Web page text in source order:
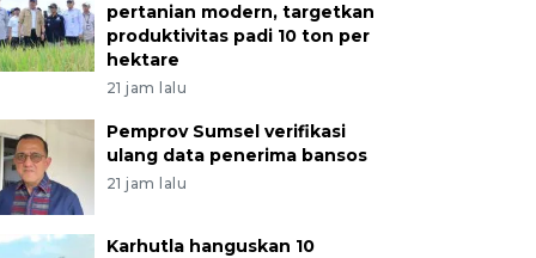
pertanian modern, targetkan
produktivitas padi 10 ton per
hektare
21 jam lalu
Pemprov Sumsel verifikasi
ulang data penerima bansos
21 jam lalu
Karhutla hanguskan 10